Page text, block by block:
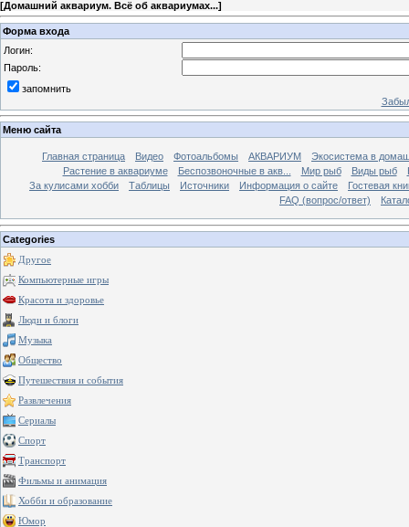
[Домашний аквариум. Всё об аквариумах...]
Форма входа
Логин:
Пароль:
запомнить
Меню сайта
Главная страница Видео Фотоальбомы АКВАРИУМ
Экосистема в
Растение в аквариуме
Беспозвоночные в акв... Мир рыб Виды рыб
За кулисами хобби
Таблицы Источники Информация о сайте
Гостевая
FAQ (вопрос/ответ)
Categories
Другое
Компьютерные игры
Красота и здоровье
Люди и блоги
Музыка
Общество
Путешествия и события
Развлечения
Сериалы
Спорт
Транспорт
Фильмы и анимация
Хобби и образование
Юмор